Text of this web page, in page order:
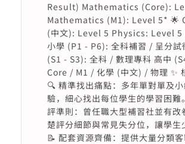
Result) Mathematics (Core):
Mathematics (M1): Level 5* 🌟
(中文): Level 5 Physics: Level 5
小學 (P1 - P6): 全科補習 / 呈分試
(S1 - S3): 全科 / 數理專科 高中
Core / M1 / 化學 (中文) / 物理 ✨
🔍 精準找出痛點：多年單對單及
驗，細心找出每位學生的學習困難
評準則：曾任職大型補習社並有改
楚評分細節與常見失分位，讓學生
📝 配套資源齊備：提供大量分類